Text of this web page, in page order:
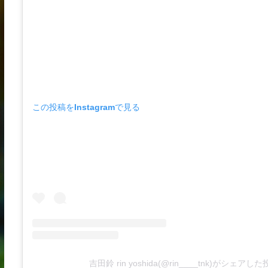
この投稿をInstagramで見る
吉田鈴 rin yoshida(@rin____tnk)がシェアした